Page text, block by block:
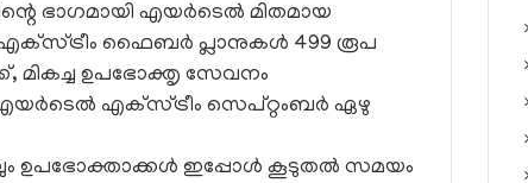
ഭാഗമായി എയര്‍ടെല്‍ മിതമായ
ഫൈബര്‍ പ്ലാനുകള്‍ 499 രൂപ
മികച്ച ഉപഭോക്തൃ സേവനം
എക്‌സ്ട്രീം സെപ്റ്റംബര്‍ ഏഴു
ഉപഭോക്താക്കള്‍ ഇപ്പോള്‍ കൂടുതല്‍ സമയം